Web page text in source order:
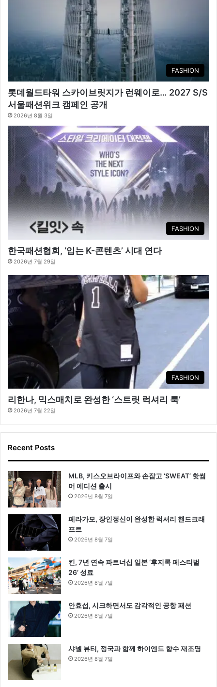
FASHION
롯데월드타워 스카이브릿지가 런웨이로… 2027 S/S
서울패션위크 캠페인 공개
2026년 8월 3일
FASHION
한국패션협회, ‘입는 K-콘텐츠’ 시대 연다
2026년 7월 29일
FASHION
리한나, 믹스매치로 완성한 ‘스트릿 럭셔리 룩’
2026년 7월 22일
Recent Posts
MLB, 키스오브라이프와 손잡고 ‘SWEAT’ 핫썸
머 에디션 출시
2026년 8월 7일
페라가모, 장인정신이 완성한 럭셔리 핸드크래
프트
2026년 8월 7일
킨, 7년 연속 파트너십 일본 ‘후지록 페스티벌
26’ 성료
2026년 8월 7일
안효섭, 시크하면서도 감각적인 공항 패션
2026년 8월 7일
샤넬 뷰티, 정국과 함께 하이엔드 향수 재조명
2026년 8월 7일